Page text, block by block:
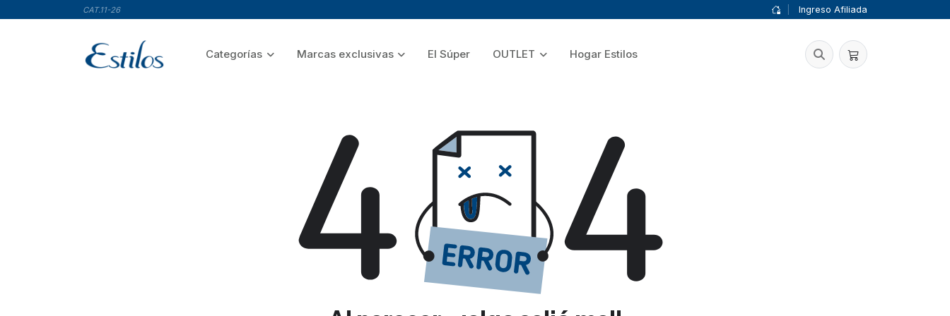
CAT.11-26 Ingreso Afiliada
Categorías Marcas exclusivas El Súper OUTLET Hogar Estilos